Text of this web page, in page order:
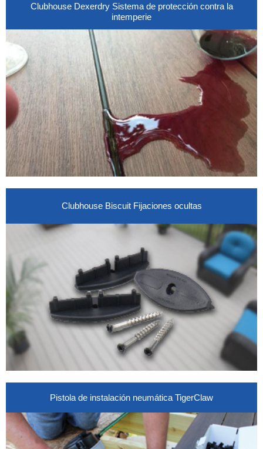
Clubhouse Dexerdry Sistema de protección contra la
intemperie
Clubhouse Biscuit Fijaciones ocultas
Pistola de instalación neumática TigerClaw